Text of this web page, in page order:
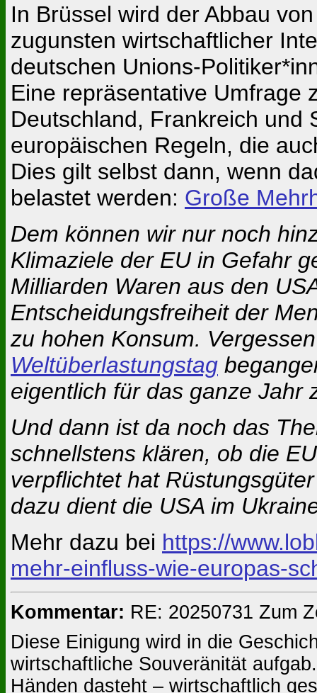
In Brüssel wird der Abbau
zugunsten wirtschaftlicher
deutschen Unions-
Eine repräsentative Umfrage
Deutschland, Frankreich und
europäischen Regeln, die
Dies gilt selbst dann, wenn
belastet werden: Große
Dem können wir nur noch
Klimaziele der EU in Gefahr
Milliarden Waren aus den
Entscheidungsfreiheit der
zu hohen Konsum.
Weltüberlastungstag
eigentlich für das ganze Jahr
Und dann ist da noch das
schnellstens klären, ob die
verpflichtet hat
dazu dient die USA im
Mehr dazu bei https://
mehr-einfluss-wie-europas-
Kommentar: RE: 20250731 Zum
Diese Einigung wird in die
wirtschaftliche Souveränität
Händen dasteht – wirtschaftlich